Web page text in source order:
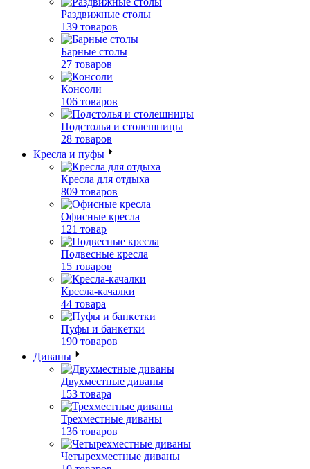
Раздвижные столы
139 товаров
Барные столы
27 товаров
Консоли
106 товаров
Подстолья и столешницы
28 товаров
Кресла и пуфы
Кресла для отдыха
809 товаров
Офисные кресла
121 товар
Подвесные кресла
15 товаров
Кресла-качалки
44 товара
Пуфы и банкетки
190 товаров
Диваны
Двухместные диваны
153 товара
Трехместные диваны
136 товаров
Четырехместные диваны